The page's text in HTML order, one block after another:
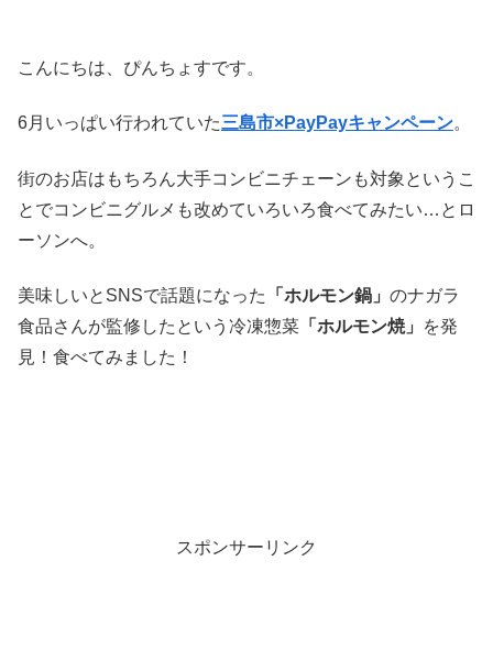
こんにちは、ぴんちょすです。
6月いっぱい行われていた三島市×PayPayキャンペーン。
街のお店はもちろん大手コンビニチェーンも対象というこ
とでコンビニグルメも改めていろいろ食べてみたい…とロ
ーソンへ。
美味しいとSNSで話題になった 「ホルモン鍋」 のナガラ
食品さんが監修したという冷凍惣菜 「ホルモン焼」
を発
見！食べてみました！
スポンサーリンク